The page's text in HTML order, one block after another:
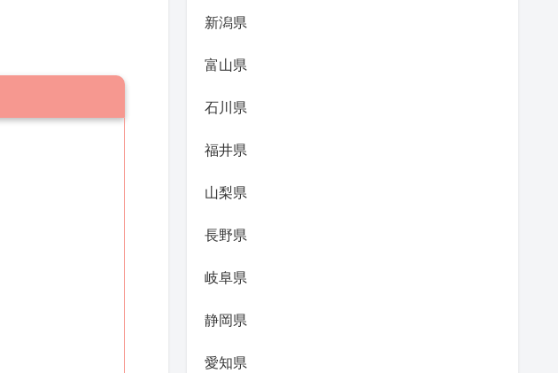
新潟県
富山県
石川県
福井県
山梨県
長野県
岐阜県
静岡県
愛知県